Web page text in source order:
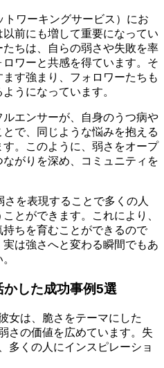
ワーキングサービス）にお
前にも増して重要になってい
ちは、自らの弱さや失敗を率
ワーと共感を得ています。そ
す強まり、フォロワーたちも
うになっています。
エンサーが、自身のうつ病や
で、同じような悩みを抱える
。このように、弱さをオープ
がりを深め、コミュニティを
を表現することで多くの人
とができます。これにより、
ちを育むことができるので
は強さへと変わる瞬間でもあ
した成功事例5選
彼女は、脆さをテーマにした
さの価値を広めています。失
多くの人にインスピレーショ